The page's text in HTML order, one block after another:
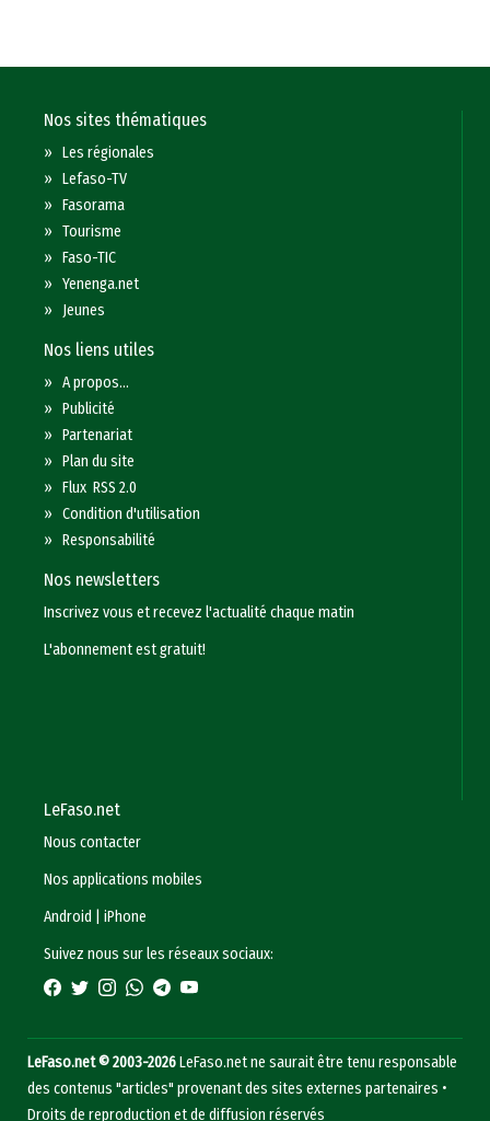
Nos sites thématiques
»Les régionales
»Lefaso-TV
»Fasorama
»Tourisme
»Faso-TIC
»Yenenga.net
» Jeunes
Nos liens utiles
»A propos...
»Publicité
»Partenariat
»Plan du site
»Flux RSS 2.0
»Condition d'utilisation
»Responsabilité
Nos newsletters
Inscrivez vous et recevez l'actualité chaque matin
L'abonnement est gratuit!
LeFaso.net
Nous contacter
Nos applications mobiles
Android
|iPhone
Suivez nous sur les réseaux sociaux:
LeFaso.net © 2003-2026LeFaso.net ne saurait être tenu responsable
des contenus "articles" provenant des sites externes partenaires •
Droits de reproduction et de diffusion réservés